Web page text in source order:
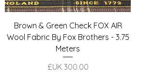
Brown & Green Check FOX AIR
Wool Fabric By Fox Brothers - 3.75
Meters
السعر